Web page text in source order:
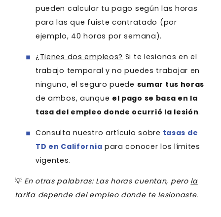
pueden calcular tu pago según las horas
para las que fuiste contratado (por
ejemplo, 40 horas por semana).
¿Tienes dos empleos? Si te lesionas en el
trabajo temporal y no puedes trabajar en
ninguno, el seguro puede sumar tus horas
de ambos, aunque el pago se basa en la
tasa del empleo donde ocurrió la lesión.
Consulta nuestro artículo sobre tasas de
TD en California para conocer los límites
vigentes.
💡 En otras palabras: Las horas cuentan, pero la
tarifa depende del empleo donde te lesionaste.